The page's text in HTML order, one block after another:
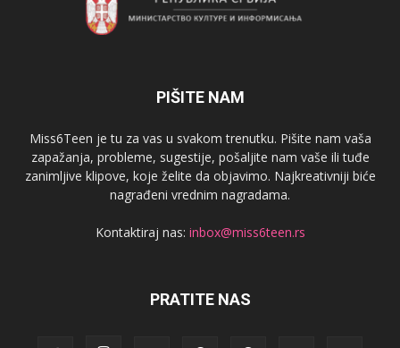
PIŠITE NAM
Miss6Teen je tu za vas u svakom trenutku. Pišite nam vaša
zapažanja, probleme, sugestije, pošaljite nam vaše ili tuđe
zanimljive klipove, koje želite da objavimo. Najkreativniji biće
nagrađeni vrednim nagradama.
Kontaktiraj nas: inbox@miss6teen.rs
PRATITE NAS